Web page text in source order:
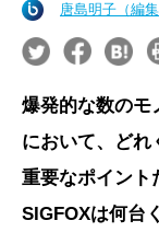
唐島明子（編集
爆発的な数のモ
において、どれ
重要なポイント
SIGFOXは何台